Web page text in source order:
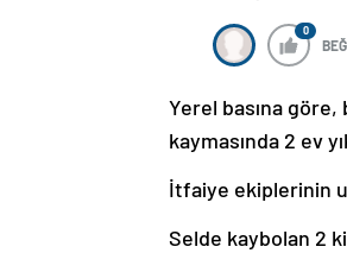
0
Yerel basına
kaymasında 2 ev
İtfaiye ekiplerinin
Selde kaybolan 2